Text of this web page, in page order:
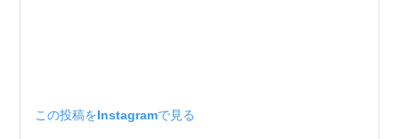
この投稿をInstagramで見る